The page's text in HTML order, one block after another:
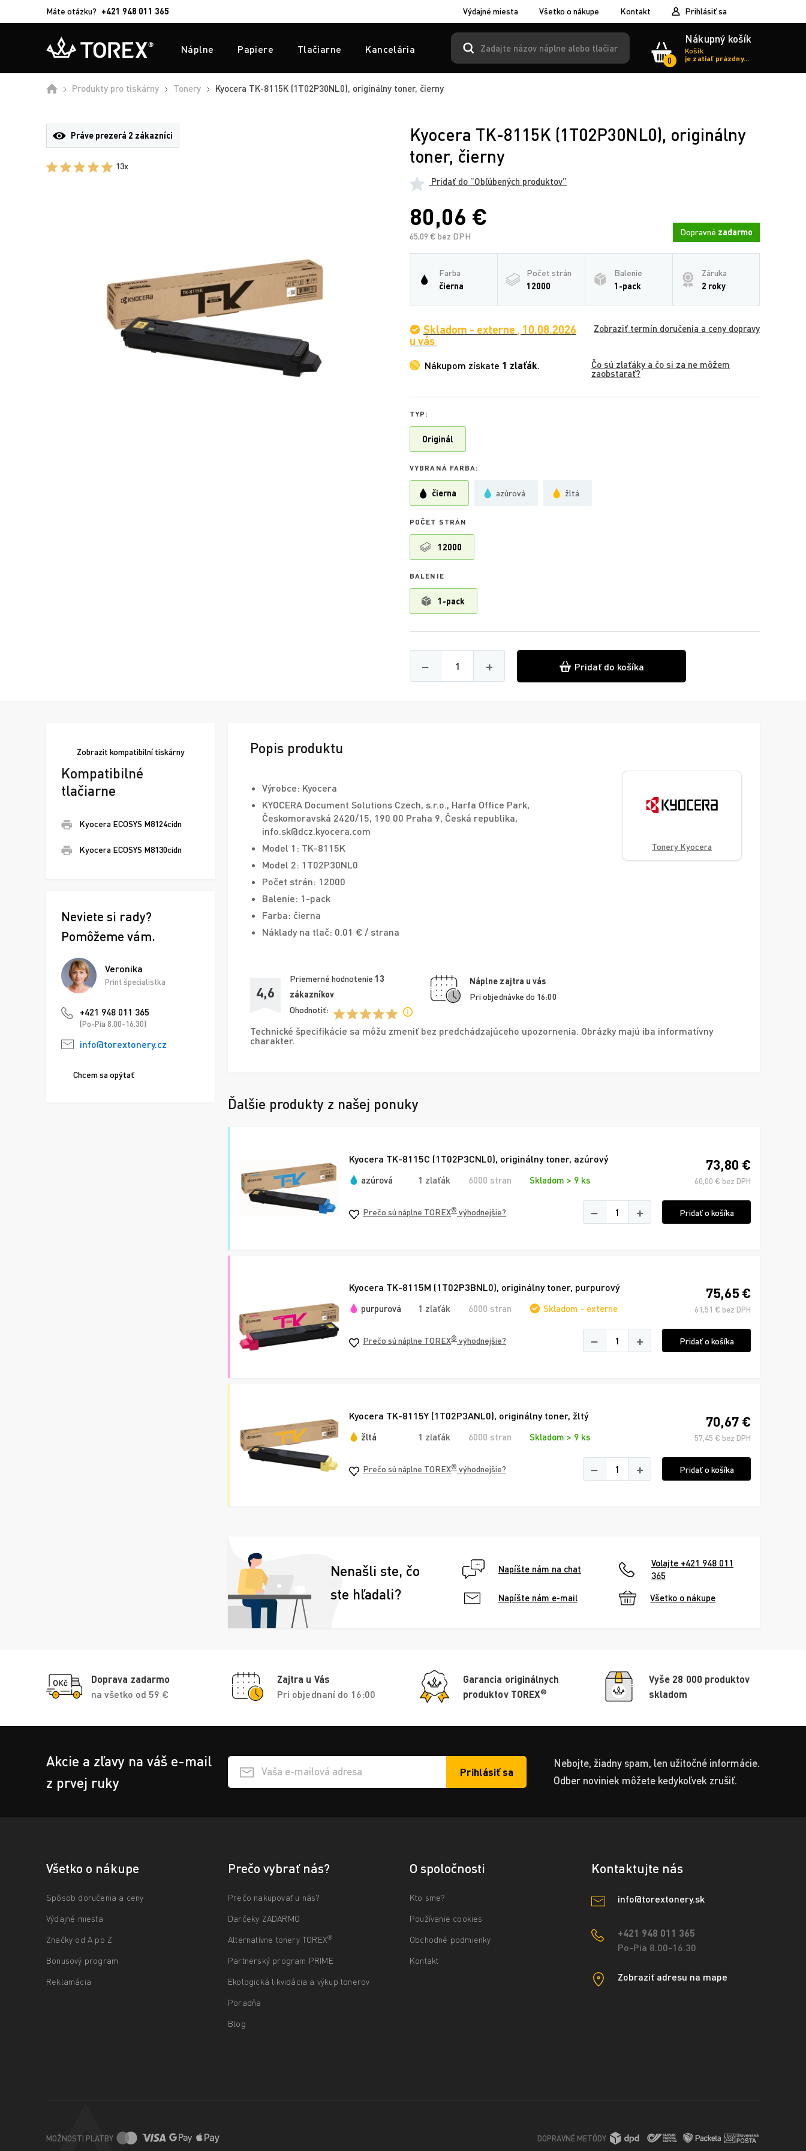
Máte otázku? +421 948 011 365 Výdajné miesta Všetko o nákupe Kontakt Prihlásiť sa
Náplne Papiere Tlačiarne Kancelária
0
Nákupný košík
Košík
je zatiaľ prázdny...
Produkty pro tiskárny Tonery Kyocera TK-8115K (1T02P30NL0), originálny toner, čierny
Práve prezerá 2 zákazníci
13x
Kyocera TK-8115K (1T02P30NL0), originálny
toner, čierny
Pridať do “Obľúbených produktov”
80,06 €
65,09 € bez DPH Dopravné zadarmo
Farba
čierna
Počet strán
12000
Balenie
1-pack
Záruka
2 roky
Skladom - externe , 10.08.2026
u vás
Zobraziť termín doručenia a ceny dopravy
Nákupom získate 1 zlaťák.
Čo sú zlaťáky a čo si za ne môžem
zaobstarať?
TYP:
Originál
VYBRANÁ FARBA:
čierna azúrová žltá
POČET STRÁN
12000
BALENIE
1-pack
−
Množství
+ Pridať do košíka
Zobrazit kompatibilní tiskárny
Kompatibilné
tlačiarne
Kyocera ECOSYS M8124cidn
Kyocera ECOSYS M8130cidn
Neviete si rady?
Pomôžeme vám.
Veronika
Print špecialistka
+421 948 011 365
(Po-Pia 8.00-16.30)
info@torextonery.cz
Chcem sa opýtať
Popis produktu
Výrobce: Kyocera
KYOCERA Document Solutions Czech, s.r.o., Harfa Office Park,
Českomoravská 2420/15, 190 00 Praha 9, Česká republika,
info.sk@dcz.kyocera.com
Model 1: TK-8115K
Model 2: 1T02P30NL0
Počet strán: 12000
Balenie: 1-pack
Farba: čierna
Náklady na tlač: 0.01 € / strana
4,6
Priemerné hodnotenie 13
zákazníkov
Ohodnotiť:
Náplne zajtra u vás
Pri objednávke do 16:00
Tonery Kyocera
Technické špecifikácie sa môžu zmeniť bez predchádzajúceho upozornenia. Obrázky majú iba informatívny
charakter.
Ďalšie produkty z našej ponuky
Kyocera TK-8115C (1T02P3CNL0), originálny toner, azúrový
azúrová 1 zlaťák 6000 stran Skladom > 9 ks
73,80 €
60,00 € bez DPH
Prečo sú náplne TOREX® výhodnejšie? − + Pridať o košíka
Kyocera TK-8115M (1T02P3BNL0), originálny toner, purpurový
purpurová 1 zlaťák 6000 stran Skladom - externe
75,65 €
61,51 € bez DPH
Prečo sú náplne TOREX® výhodnejšie? − + Pridať o košíka
Kyocera TK-8115Y (1T02P3ANL0), originálny toner, žltý
žltá 1 zlaťák 6000 stran Skladom > 9 ks
70,67 €
57,45 € bez DPH
Prečo sú náplne TOREX® výhodnejšie? − + Pridať o košíka
Nenašli ste, čo
ste hľadali?
Napíšte nám na chat
Volajte +421 948 011
365
Napíšte nám e-mail Všetko o nákupe
Doprava zadarmo
na všetko od 59 €
Zajtra u Vás
Pri objednaní do 16:00
Garancia originálnych
produktov TOREX®
Vyše 28 000 produktov
skladom
Akcie a zľavy na váš e-mail
z prvej ruky
Přihlášení e-mailu k odběru Prihlásiť sa
Nebojte, žiadny spam, len užitočné informácie.
Odber noviniek môžete kedykoľvek zrušiť.
Všetko o nákupe
Spôsob doručenia a ceny
Výdajné miesta
Značky od A po Z
Bonusový program
Reklamácia
Prečo vybrať nás?
Prečo nakupovať u nás?
Darčeky ZADARMO
Alternatívne tonery TOREX®
Partnerský program PRIME
Ekologická likvidácia a výkup tonerov
Poradňa
Blog
O spoločnosti
Kto sme?
Používanie cookies
Obchodné podmienky
Kontakt
Kontaktujte nás
info@torextonery.sk
+421 948 011 365
Po-Pia 8.00-16.30
Zobraziť adresu na mape
MOŽNOSTI PLATBY DOPRAVNÉ METÓDY